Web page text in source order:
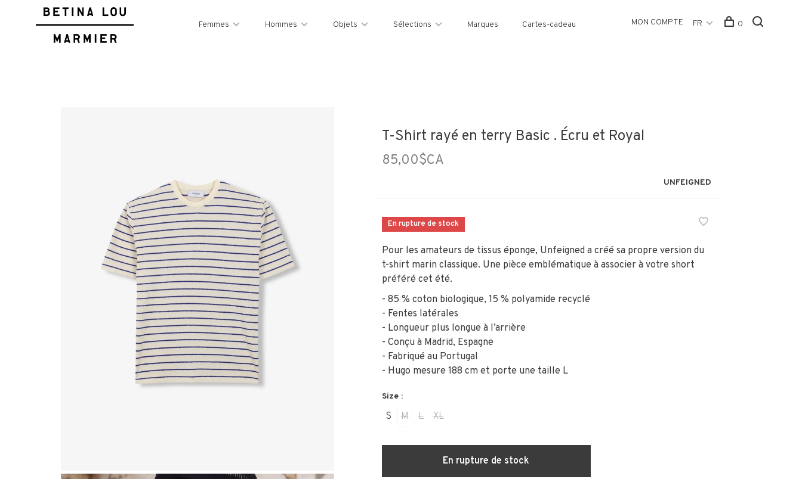
Femmes Hommes Objets Sélections Marques Cartes-cadeau MON COMPTE FR 0
T-Shirt rayé en terry Basic . Écru et Royal
85,00$CA
UNFEIGNED
En rupture de stock
Pour les amateurs de tissus éponge, Unfeigned a créé sa propre version du
t-shirt marin classique. Une pièce emblématique à associer à votre short
préféré cet été.
- 85 % coton biologique, 15 % polyamide recyclé
- Fentes latérales
- Longueur plus longue à l’arrière
- Conçu à Madrid, Espagne
- Fabriqué au Portugal
- Hugo mesure 188 cm et porte une taille L
Size :
S M L XL
En rupture de stock